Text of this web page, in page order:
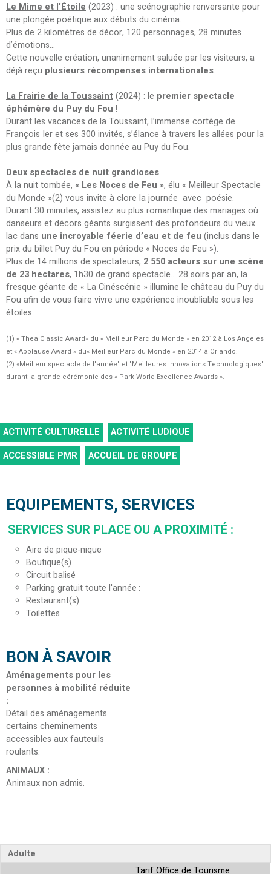
Le Mime et l’Étoile (2023) : une scénographie renversante pour
une plongée poétique aux débuts du cinéma.
Plus de 2 kilomètres de décor, 120 personnages, 28 minutes
d’émotions...
Cette nouvelle création, unanimement saluée par les visiteurs, a
déjà reçu plusieurs récompenses internationales.
La Frairie de la Toussaint(2024) : le premier spectacle
éphémère du Puy du Fou !
Durant les vacances de la Toussaint, l’immense cortège de
François Ier et ses 300 invités, s’élance à travers les allées pour la
plus grande fête jamais donnée au Puy du Fou.
Deux spectacles de nuit grandioses
À la nuit tombée, « Les Noces de Feu », élu « Meilleur Spectacle
du Monde »(2) vous invite à clore la journée avec poésie.
Durant 30 minutes, assistez au plus romantique des mariages où
danseurs et décors géants surgissent des profondeurs du vieux
lac dans une incroyable féerie d’eau et de feu (inclus dans le
prix du billet Puy du Fou en période « Noces de Feu »).
Plus de 14 millions de spectateurs, 2 550 acteurs sur une scène
de 23 hectares, 1h30 de grand spectacle... 28 soirs par an, la
fresque géante de « La Cinéscénie » illumine le château du Puy du
Fou afin de vous faire vivre une expérience inoubliable sous les
étoiles.
(1) « Thea Classic Award» du « Meilleur Parc du Monde » en 2012 à Los Angeles
et « Applause Award » du« Meilleur Parc du Monde » en 2014 à Orlando.
(2) «Meilleur spectacle de l'année" et "Meilleures Innovations Technologiques"
durant la grande cérémonie des « Park World Excellence Awards ».
ACTIVITÉ CULTURELLE
ACTIVITÉ LUDIQUE
ACCESSIBLE PMR
ACCUEIL DE GROUPE
EQUIPEMENTS, SERVICES
SERVICES SUR PLACE OU A PROXIMITÉ :
Aire de pique-nique
Boutique(s)
Circuit balisé
Parking gratuit toute l'année
Restaurant(s)
Toilettes
BON À SAVOIR
Aménagements pour les
personnes à mobilité réduite
:
Détail des aménagements
certains cheminements
accessibles aux fauteuils
roulants
ANIMAUX :
Animaux non admis
Adulte
Tarif Office de Tourisme